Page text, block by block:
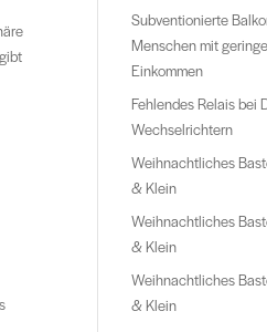
Subventionierte
Menschen mit
Einkommen
Fehlendes Relais bei
Wechselrichtern
Weihnachtliches
& Klein
Weihnachtliches
& Klein
Weihnachtliches
& Klein